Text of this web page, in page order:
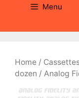
Menu
Home /
dozen / Analog